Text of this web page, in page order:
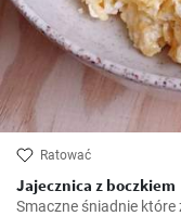
Ratować
Jajecznica z boczkiem
Smaczne śniadnie